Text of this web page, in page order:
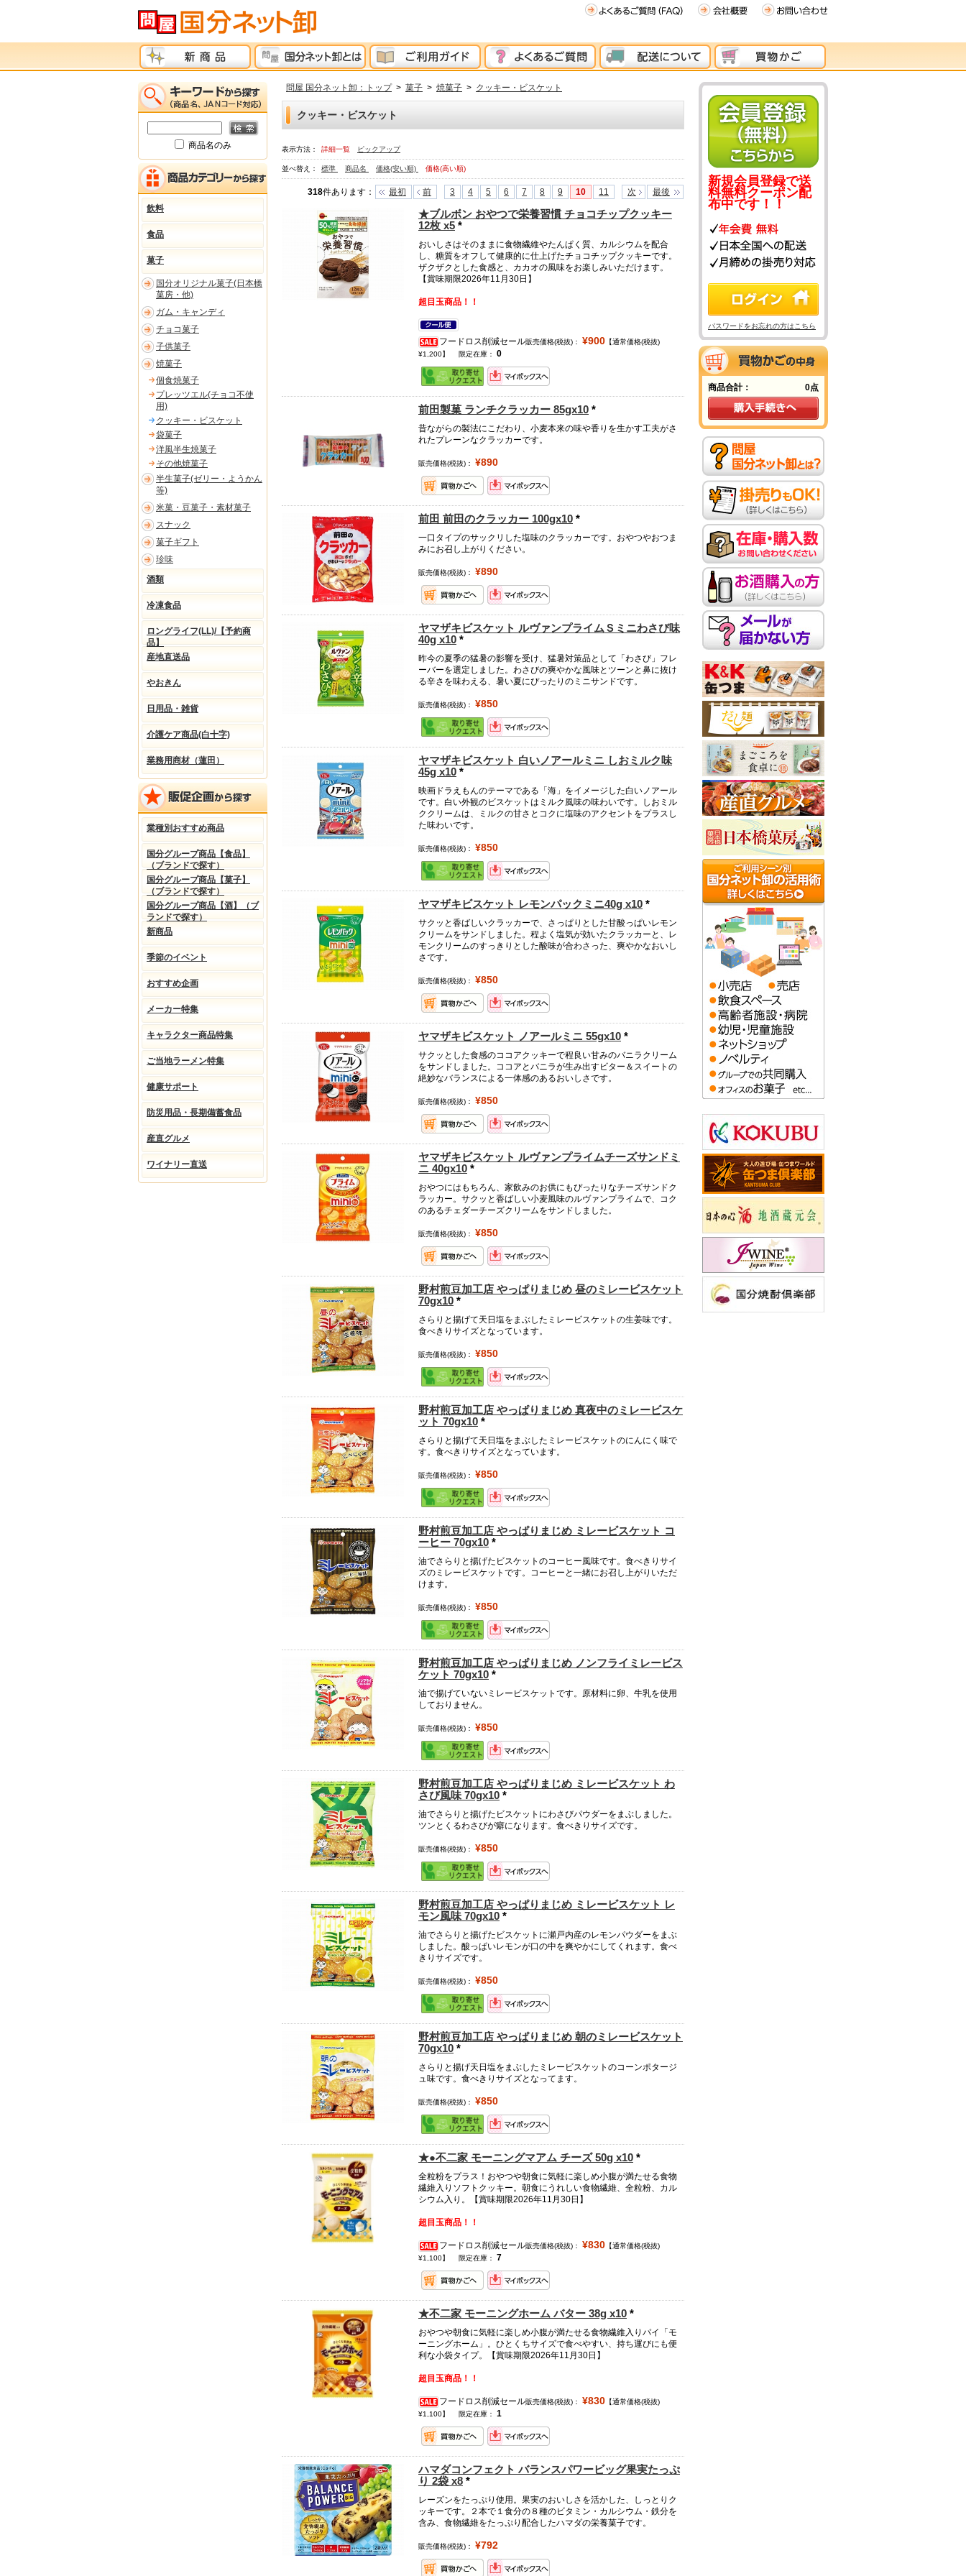
問屋 国分ネット卸：トップ > 菓子 > 焼菓子 > クッキー・ビスケット
クッキー・ビスケット
表示方法： 詳細一覧 ピックアップ
並べ替え： 標準 商品名 価格(安い順) 価格(高い順)
318件あります ： 最初 前 3 4 5 6 7 8 9 10 11 次 最後
★ブルボン おやつで栄養習慣 チョコチップクッキー
12枚 x5 *
おいしさはそのままに食物繊維やたんぱく質、カルシウムを配合
し、糖質をオフして健康的に仕上げたチョコチップクッキーです。
ザクザクとした食感と、カカオの風味をお楽しみいただけます。
【賞味期限2026年11月30日】
超目玉商品！！
フードロス削減セール販売価格(税抜)： ¥900 【通常価格(税抜)
¥1,200】
限定在庫： 0
前田製菓 ランチクラッカー 85gx10 *
昔ながらの製法にこだわり、小麦本来の味や香りを生かす工夫がさ
れたプレーンなクラッカーです。
販売価格(税抜)： ¥890
前田 前田のクラッカー 100gx10 *
一口タイプのサックリした塩味のクラッカーです。おやつやおつま
みにお召し上がりください。
販売価格(税抜)： ¥890
ヤマザキビスケット ルヴァンプライムＳミニわさび味
40g x10 *
昨今の夏季の猛暑の影響を受け、猛暑対策品として「わさび」フレ
ーバーを選定しました。わさびの爽やかな風味とツーンと鼻に抜け
る辛さを味わえる、暑い夏にぴったりのミニサンドです。
販売価格(税抜)： ¥850
ヤマザキビスケット 白いノアールミニ しおミルク味
45g x10 *
映画ドラえもんのテーマである「海」をイメージした白いノアール
です。白い外観のビスケットはミルク風味の味わいです。しおミル
ククリームは、ミルクの甘さとコクに塩味のアクセントをプラスし
た味わいです。
販売価格(税抜)： ¥850
ヤマザキビスケット レモンパックミニ40g x10 *
サクッと香ばしいクラッカーで、さっぱりとした甘酸っぱいレモン
クリームをサンドしました。程よく塩気が効いたクラッカーと、レ
モンクリームのすっきりとした酸味が合わさった、爽やかなおいし
さです。
販売価格(税抜)： ¥850
ヤマザキビスケット ノアールミニ 55gx10 *
サクッとした食感のココアクッキーで程良い甘みのバニラクリーム
をサンドしました。ココアとバニラが生み出すビター＆スイートの
絶妙なバランスによる一体感のあるおいしさです。
販売価格(税抜)： ¥850
ヤマザキビスケット ルヴァンプライムチーズサンドミ
ニ 40gx10 *
おやつにはもちろん、家飲みのお供にもぴったりなチーズサンドク
ラッカー。サクッと香ばしい小麦風味のルヴァンプライムで、コク
のあるチェダーチーズクリームをサンドしました。
販売価格(税抜)： ¥850
野村煎豆加工店 やっぱりまじめ 昼のミレービスケット
70gx10 *
さらりと揚げて天日塩をまぶしたミレービスケットの生姜味です。
食べきりサイズとなっています。
販売価格(税抜)： ¥850
野村煎豆加工店 やっぱりまじめ 真夜中のミレービスケ
ット 70gx10 *
さらりと揚げて天日塩をまぶしたミレービスケットのにんにく味で
す。食べきりサイズとなっています。
販売価格(税抜)： ¥850
野村煎豆加工店 やっぱりまじめ ミレービスケット コ
ーヒー 70gx10 *
油でさらりと揚げたビスケットのコーヒー風味です。食べきりサイ
ズのミレービスケットです。コーヒーと一緒にお召し上がりいただ
けます。
販売価格(税抜)： ¥850
野村煎豆加工店 やっぱりまじめ ノンフライミレービス
ケット 70gx10 *
油で揚げていないミレービスケットです。原材料に卵、牛乳を使用
しておりません。
販売価格(税抜)： ¥850
野村煎豆加工店 やっぱりまじめ ミレービスケット わ
さび風味 70gx10 *
油でさらりと揚げたビスケットにわさびパウダーをまぶしました。
ツンとくるわさびが癖になります。食べきりサイズです。
販売価格(税抜)： ¥850
野村煎豆加工店 やっぱりまじめ ミレービスケット レ
モン風味 70gx10 *
油でさらりと揚げたビスケットに瀬戸内産のレモンパウダーをまぶ
しました。酸っぱいレモンが口の中を爽やかにしてくれます。食べ
きりサイズです。
販売価格(税抜)： ¥850
野村煎豆加工店 やっぱりまじめ 朝のミレービスケット
70gx10 *
さらりと揚げ天日塩をまぶしたミレービスケットのコーンポタージ
ュ味です。食べきりサイズとなってます。
販売価格(税抜)： ¥850
★●不二家 モーニングマアム チーズ 50g x10 *
全粒粉をプラス！おやつや朝食に気軽に楽しめ小腹が満たせる食物
繊維入りソフトクッキー。朝食にうれしい食物繊維、全粒粉、カル
シウム入り。【賞味期限2026年11月30日】
超目玉商品！！
フードロス削減セール販売価格(税抜)： ¥830 【通常価格(税抜)
¥1,100】
限定在庫： 7
★不二家 モーニングホーム バター 38g x10 *
おやつや朝食に気軽に楽しめ小腹が満たせる食物繊維入りパイ「モ
ーニングホーム」。ひとくちサイズで食べやすい、持ち運びにも便
利な小袋タイプ。【賞味期限2026年11月30日】
超目玉商品！！
フードロス削減セール販売価格(税抜)： ¥830 【通常価格(税抜)
¥1,100】
限定在庫： 1
ハマダコンフェクト バランスパワービッグ果実たっぷ
り 2袋 x8 *
レーズンをたっぷり使用。果実のおいしさを活かした、しっとりク
ッキーです。２本で１食分の８種のビタミン・カルシウム・鉄分を
含み、食物繊維をたっぷり配合したハマダの栄養菓子です。
販売価格(税抜)： ¥792
商品名のみ
飲料
食品
菓子
国分オリジナル菓子(日本橋
菓房・他)
ガム・キャンディ
チョコ菓子
子供菓子
焼菓子
個食焼菓子
プレッツエル(チョコ不使
用)
クッキー・ビスケット
袋菓子
洋風半生焼菓子
その他焼菓子
半生菓子(ゼリー・ようかん
等)
米菓・豆菓子・素材菓子
スナック
菓子ギフト
珍味
酒類
冷凍食品
ロングライフ(LL)/【予約商
品】
産地直送品
やおきん
日用品・雑貨
介護ケア商品(白十字)
業務用商材（蓮田）
業種別おすすめ商品
国分グループ商品【食品】
（ブランドで探す）
国分グループ商品【菓子】
（ブランドで探す）
国分グループ商品【酒】（ブ
ランドで探す）
新商品
季節のイベント
おすすめ企画
メーカー特集
キャラクター商品特集
ご当地ラーメン特集
健康サポート
防災用品・長期備蓄食品
産直グルメ
ワイナリー直送
新規会員登録で送
料無料クーポン配
布中です！！
パスワードをお忘れの方はこちら
商品合計： 0点